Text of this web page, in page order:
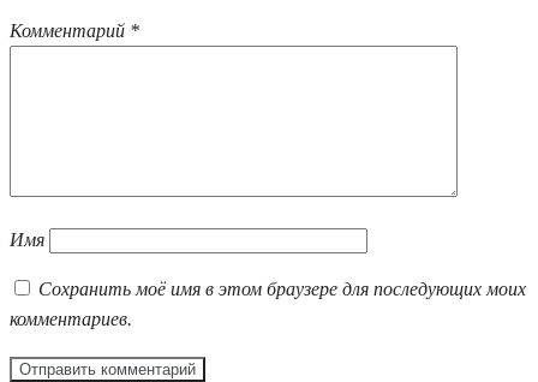
Комментарий *
Имя
Сохранить моё имя в этом браузере для последующих моих
комментариев.